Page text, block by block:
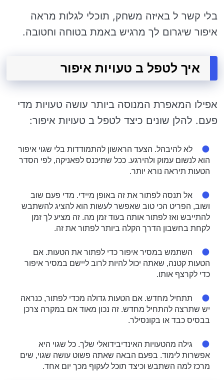
בלי קשר ל באיזה משחק, תוכלי לגלות מראה
איפור שיגרום לך מרגיש באמת בטוחה וחטובה.
איך לטפל ב טעויות איפור
אפילו המאפרת המנוסה ביותר עושה טעויות מדי
פעם. להלן שונים כיצד לטפל ב טעויות איפור:
לא להיבהל. הצעד הראשון להתמודדות בלי שגוי איפור
הוא לנשום עמוק ולהירגע. ככל שתיכנס לפאניקה, לפי הסדר
הטעות תיראה נורא יותר.
אל תנסה לפתור את זה באופן מיידי. מדי פעם שוב
ושוב, הפריט הכי טוב שאפשר לעשות הוא להציג להשתבש
להתייבש ואז לפתור אותה בעוד זמן מה. זה מציע לך זמן
לקחת בחשבון הדרך הקלה ביותר לפתור את זה.
השתמש במסיר איפור כדי לפתור את הטעות. אם
הטעות קטנה, שאתה יכול להיות לרוב ליישם במסיר איפור
כדי לקרצף אותו.
תתחיל מחדש. אם הטעות גדולה מכדי לפתור, כנראה
יש שתרצה להתחיל מחדש. זה נכון מאוד אם במקרה צרכן
בבסיס כבד או בקונסילר.
גילה מהטעויות האינדיבידואלי שלך. כל שגוי היא
אפשרות לימוד. בפעם הבאה שאתה פשוט עושה שגוי, שים
מרכז למה השתבש וכיצד תוכל לעקוף מכך יום אחד.